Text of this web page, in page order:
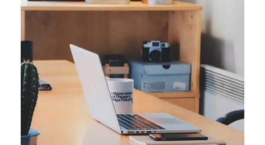
Smart Process